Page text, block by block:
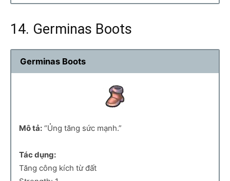
14. Germinas Boots
Germinas Boots
Mô tả: “Ủng tăng sức mạnh.”
Tác dụng:
Tăng công kích từ đất